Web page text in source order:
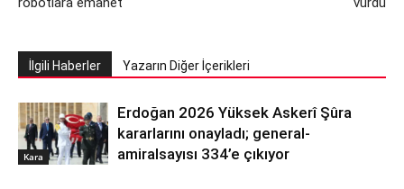
İlgili Haberler Yazarın Diğer İçerikleri
Kara
Erdoğan 2026 Yüksek Askerî Şûra
kararlarını onayladı; general-
amiralsayısı 334’e çıkıyor